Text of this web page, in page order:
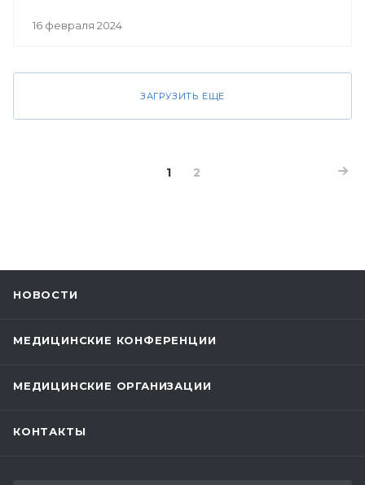
16 февраля 2024
ЗАГРУЗИТЬ ЕЩЕ
1 2
НОВОСТИ
МЕДИЦИНСКИЕ КОНФЕРЕНЦИИ
МЕДИЦИНСКИЕ ОРГАНИЗАЦИИ
КОНТАКТЫ